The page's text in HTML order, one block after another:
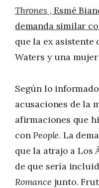
Thrones , Esmé
demanda similar
que la ex asistente
Waters y una
Según lo
acusaciones de la
afirmaciones que
con People. La
que la atrajo a Los
de que sería
Romance junto.